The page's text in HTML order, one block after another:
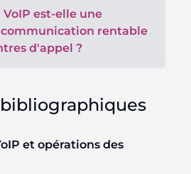
est-elle une
rentable
d'appel ?
et opérations des